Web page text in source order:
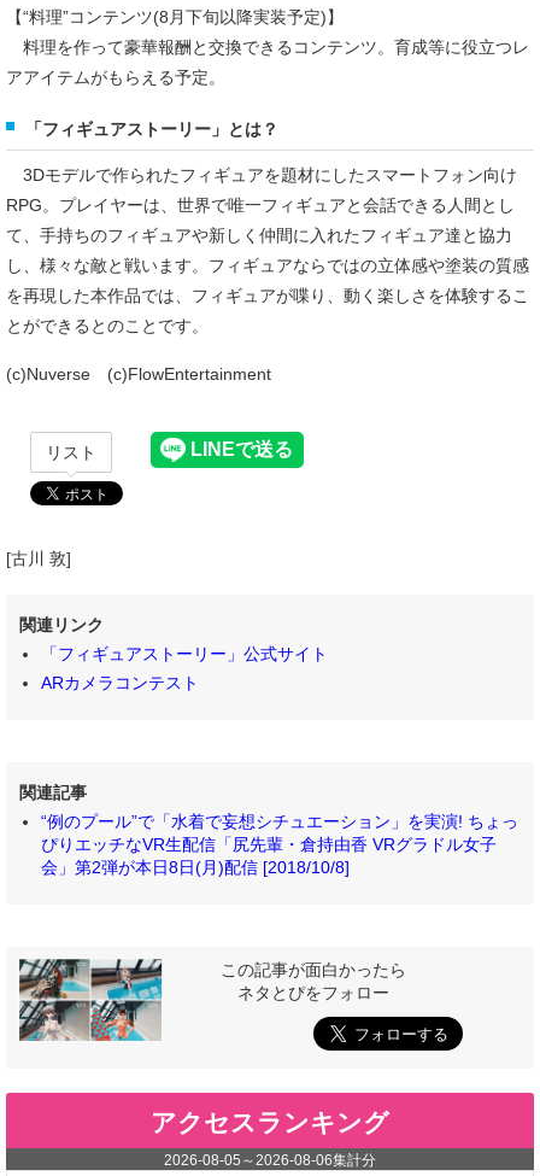
【“料理”コンテンツ(8月下旬以降実装予定)】
料理を作って豪華報酬と交換できるコンテンツ。育成等に役立つレ
アアイテムがもらえる予定。
「フィギュアストーリー」とは？
3Dモデルで作られたフィギュアを題材にしたスマートフォン向け
RPG。プレイヤーは、世界で唯一フィギュアと会話できる人間とし
て、手持ちのフィギュアや新しく仲間に入れたフィギュア達と協力
し、様々な敵と戦います。フィギュアならではの立体感や塗装の質感
を再現した本作品では、フィギュアが喋り、動く楽しさを体験するこ
とができるとのことです。
(c)Nuverse (c)FlowEntertainment
リスト
[古川 敦]
関連リンク
「フィギュアストーリー」公式サイト
ARカメラコンテスト
関連記事
“例のプール”で「水着で妄想シチュエーション」を実演! ちょっ
ぴりエッチなVR生配信「尻先輩・倉持由香 VRグラドル女子
会」第2弾が本日8日(月)配信 [2018/10/8]
この記事が面白かったら
ネタとぴをフォロー
アクセスランキング
2026-08-05 ～2026-08-06集計分